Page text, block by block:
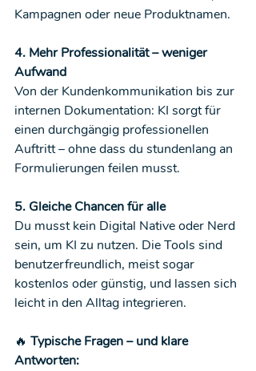
Kampagnen oder neue Produktnamen.
4. Mehr Professionalität – weniger
Aufwand
Von der Kundenkommunikation bis zur
internen Dokumentation: KI sorgt für
einen durchgängig professionellen
Auftritt – ohne dass du stundenlang an
Formulierungen feilen musst.
5. Gleiche Chancen für alle
Du musst kein Digital Native oder Nerd
sein, um KI zu nutzen. Die Tools sind
benutzerfreundlich, meist sogar
kostenlos oder günstig, und lassen sich
leicht in den Alltag integrieren.
🔥 Typische Fragen – und klare
Antworten: